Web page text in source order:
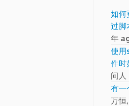
如何
过脚
年
使
件时
问
有一
万恒